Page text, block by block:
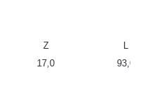
Z
L
17,0 93,0